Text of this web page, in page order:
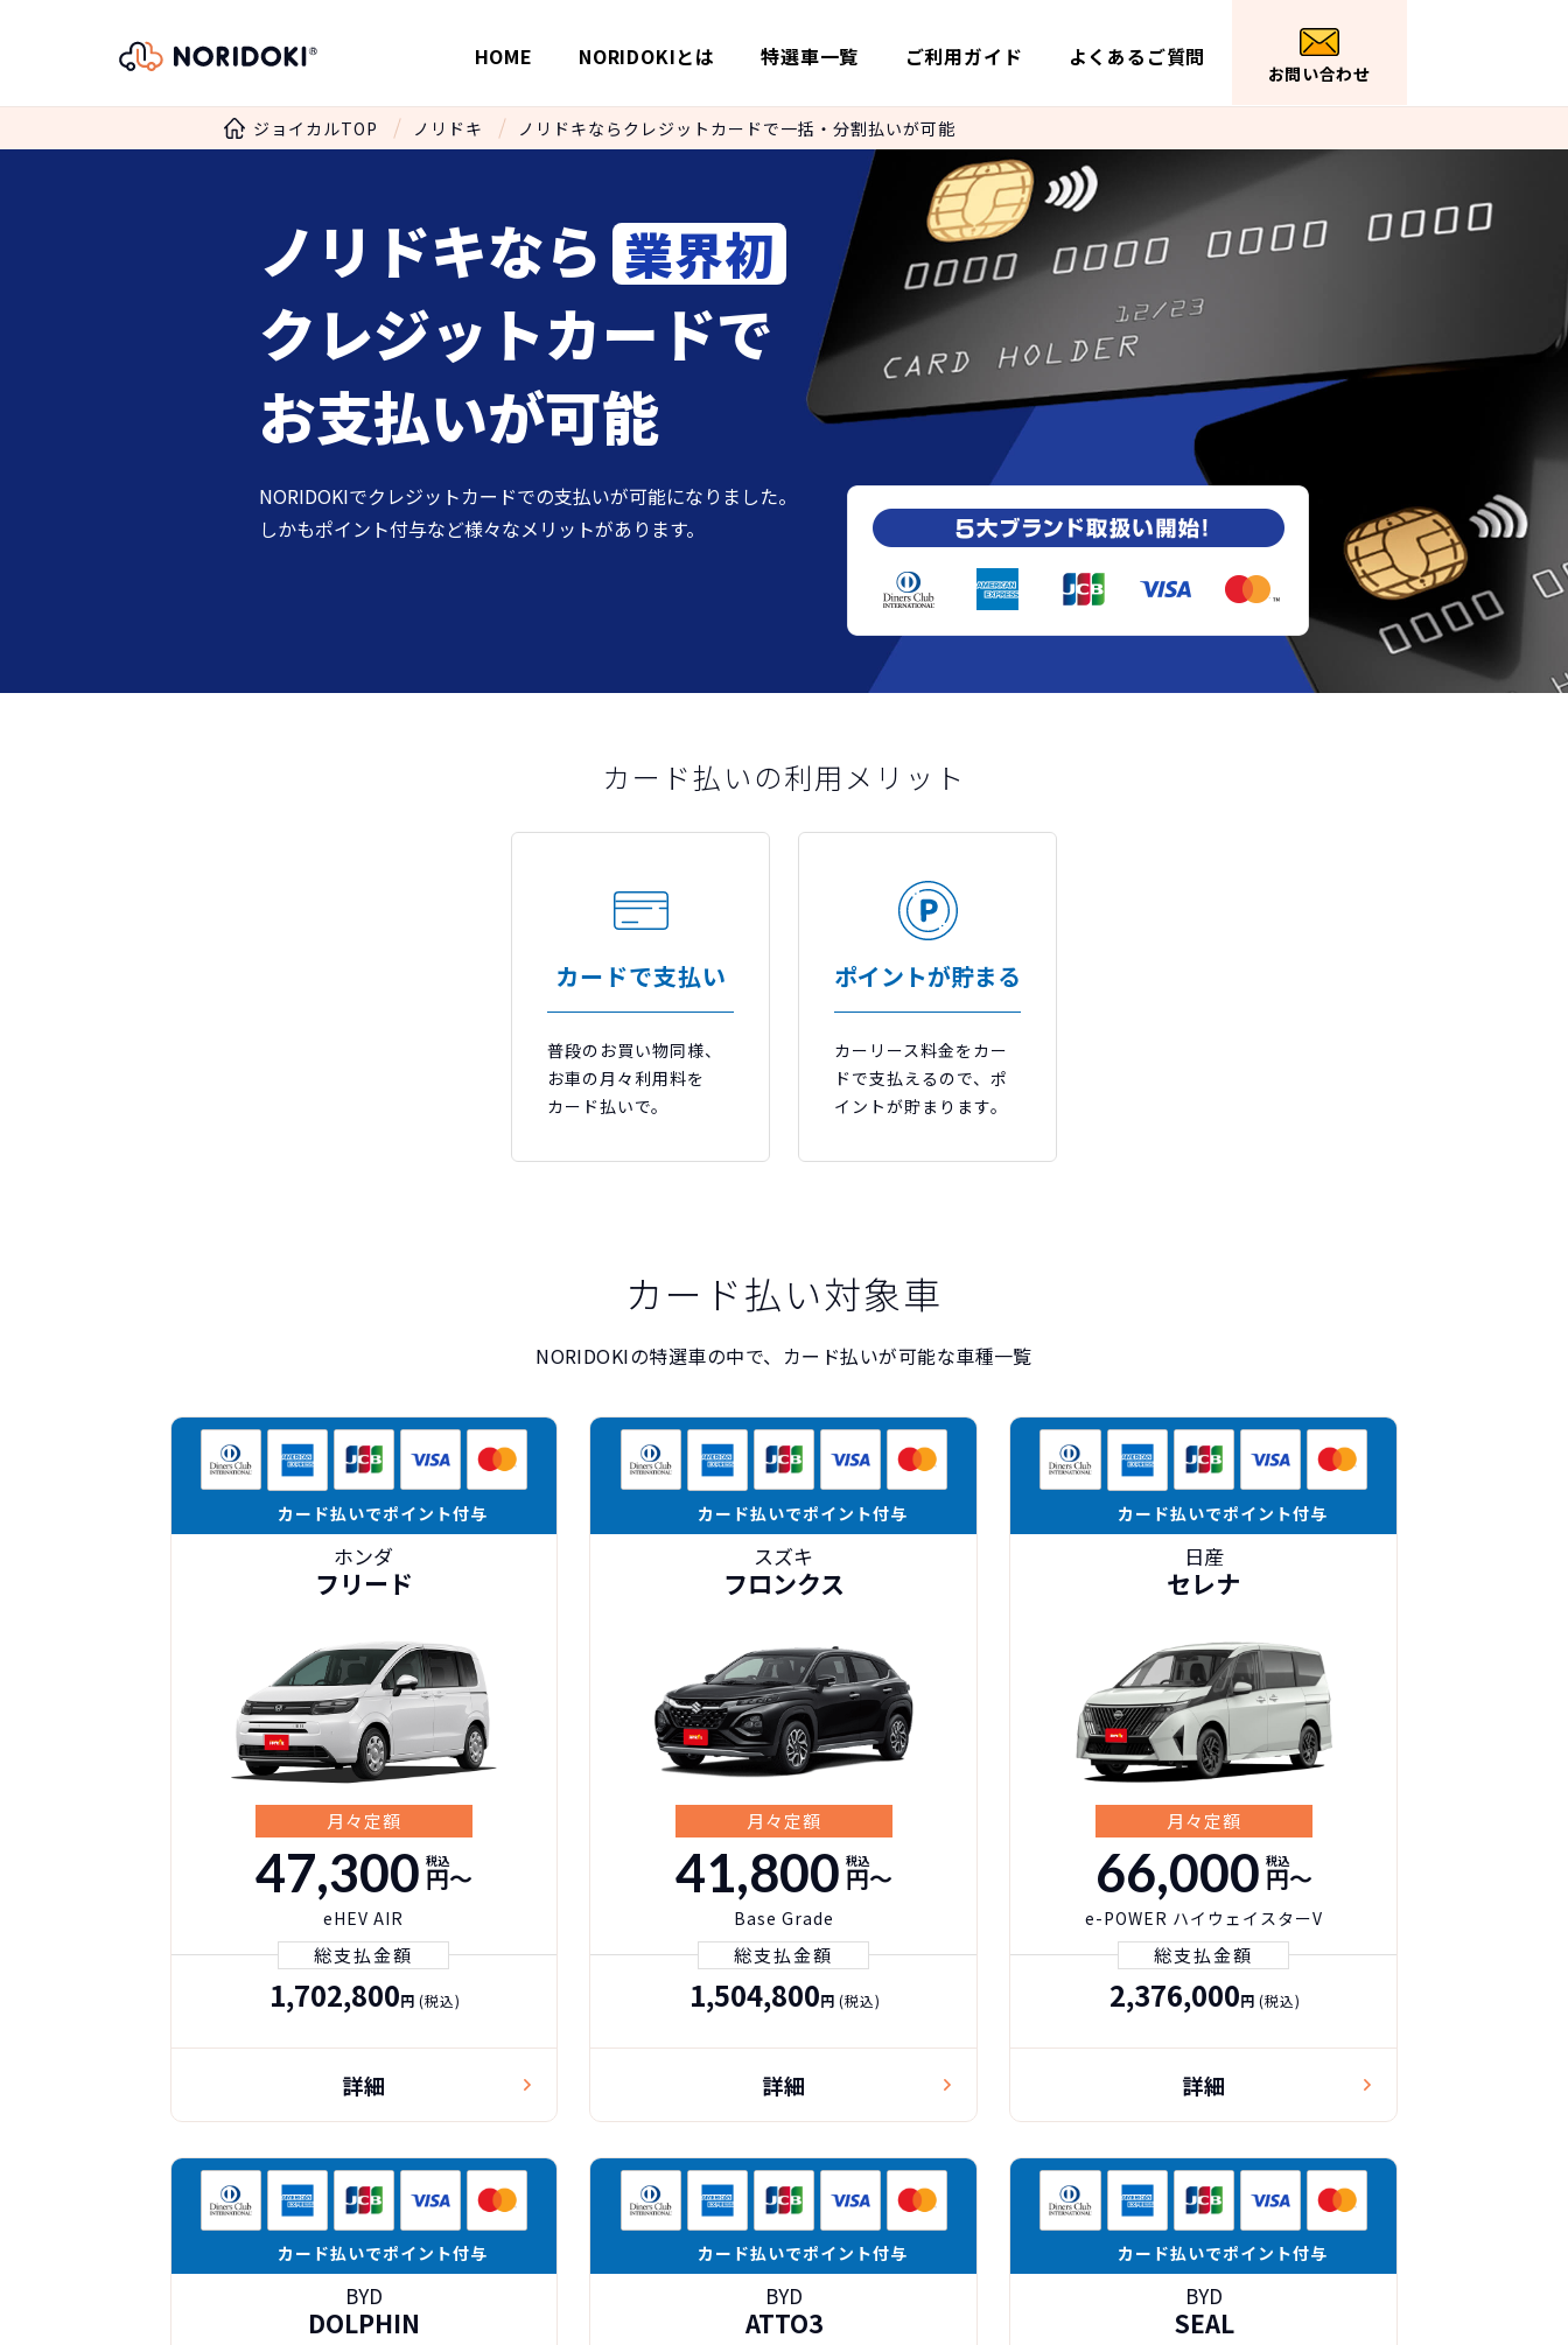
HOME NORIDOKIとは 特選車一覧 ご利用ガイド よくあるご質問
お問い合わせ
ジョイカルTOP ノリドキ ノリドキならクレジットカードで一括・分割払いが可能
ノリドキなら 業界初
クレジットカードで
お支払いが可能
NORIDOKIでクレジットカードでの支払いが可能になりました。
しかもポイント付与など様々なメリットがあります。
カード払いの利用メリット
カードで支払い
普段のお買い物同様、
お車の月々利用料を
カード払いで。
ポイントが貯まる
カーリース料金をカー
ドで支払えるので、ポ
イントが貯まります。
カード払い対象車
NORIDOKIの特選車の中で、カード払いが可能な車種一覧
カード払いでポイント付与
ホンダ
フリード
月々定額
47,300 税込
円〜
eHEV AIR
総支払金額
1,702,800円 (税込)
詳細
カード払いでポイント付与
スズキ
フロンクス
月々定額
41,800 税込
円〜
Base Grade
総支払金額
1,504,800円 (税込)
詳細
カード払いでポイント付与
日産
セレナ
月々定額
66,000 税込
円〜
e-POWER ハイウェイスターV
総支払金額
2,376,000円 (税込)
詳細
カード払いでポイント付与
BYD
DOLPHIN
カード払いでポイント付与
BYD
ATTO3
カード払いでポイント付与
BYD
SEAL